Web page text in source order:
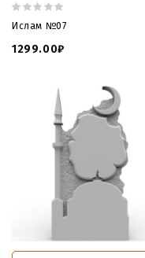
Ислам №07
1299.00₽